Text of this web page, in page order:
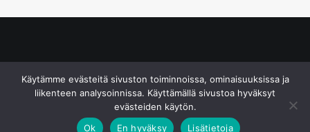
Käytämme evästeitä sivuston toiminnoissa, ominaisuuksissa ja
liikenteen analysoinnissa. Käyttämällä sivustoa hyväksyt
evästeiden käytön.
Ok
En hyväksy Lisätietoja